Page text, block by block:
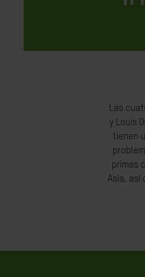
Las
y Louis
tienen
primas
Asia, así